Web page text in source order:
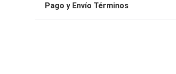
Pago y Envío Términos